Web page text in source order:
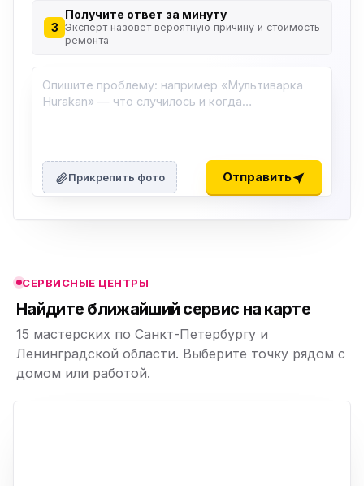
3
Получите ответ за минуту
Эксперт назовёт вероятную причину и стоимость
ремонта
Прикрепить фото Отправить
СЕРВИСНЫЕ ЦЕНТРЫ
Найдите ближайший сервис на карте
15 мастерских по Санкт-Петербургу и
Ленинградской области. Выберите точку рядом с
домом или работой.
ю